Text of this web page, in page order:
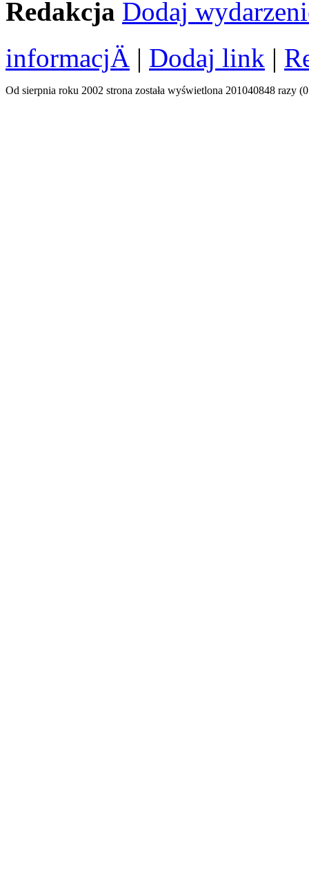
Redakcja Dodaj
informacjÄ | Dodaj link |
Od sierpnia roku 2002 strona została wyświetlona 201040848 razy